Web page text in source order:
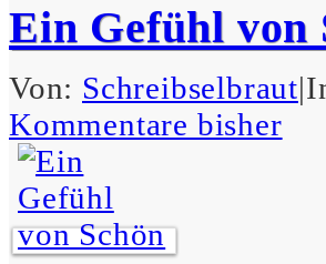
Ein Gefühl von
Von: Schreibselbraut|
Kommentare bisher